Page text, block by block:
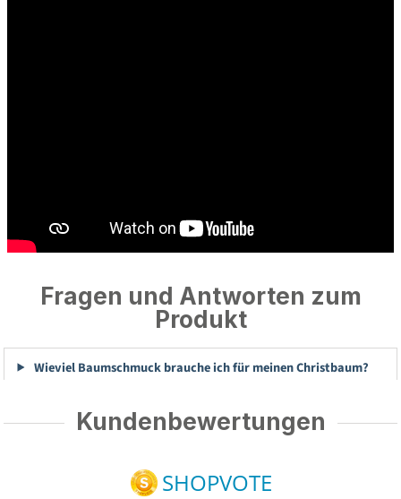
Fragen und Antworten zum
Produkt
Wieviel Baumschmuck brauche ich für meinen Christbaum?
Kundenbewertungen